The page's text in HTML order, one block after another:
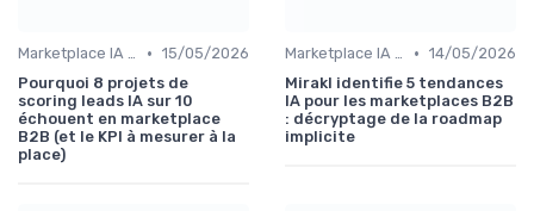
Marketplace IA et Automatisation • 15/05/2026
Pourquoi 8 projets de
scoring leads IA sur 10
échouent en marketplace
B2B (et le KPI à mesurer à la
place)
Marketplace IA et Automatisation • 14/05/2026
Mirakl identifie 5 tendances
IA pour les marketplaces B2B
: décryptage de la roadmap
implicite